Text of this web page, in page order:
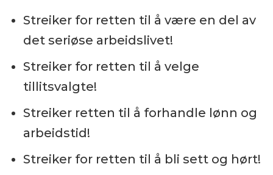
Streiker for retten til å være en del av
det seriøse arbeidslivet!
Streiker for retten til å velge
tillitsvalgte!
Streiker retten til å forhandle lønn og
arbeidstid!
Streiker for retten til å bli sett og hørt!